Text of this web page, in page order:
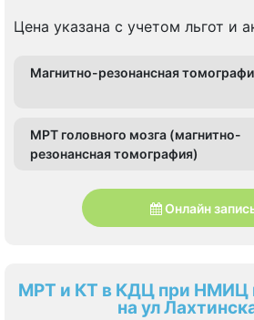
Политехническая, Проспект
Цена указана с учетом льгот и
Магнитно-резонансная
МРТ головного мозга (магнитно-
резонансная томография)
Онлайн
МРТ и КТ в КДЦ при НМИЦ
на ул